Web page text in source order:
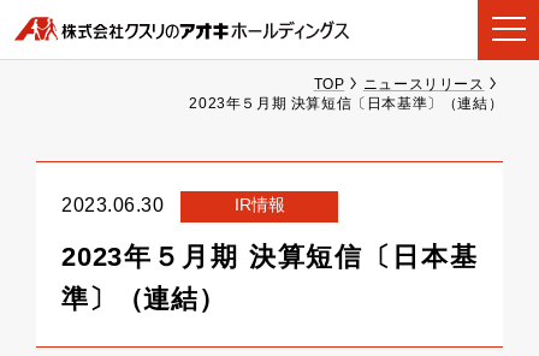
TOP
ニュースリリース
2023年５月期 決算短信〔日本基準〕（連結）
2023.06.30 IR情報
2023年５月期 決算短信〔日本基
準〕（連結）